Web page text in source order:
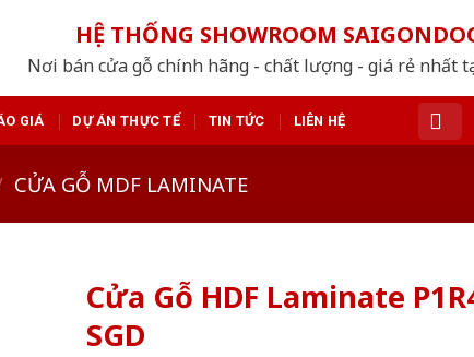
HỆ THỐNG SHOWROOM
Nơi bán cửa gỗ chính hãng - chất lượng - giá rẻ nhất
GIÁ DỰ ÁN THỰC TẾ TIN TỨC LIÊN HỆ
CỬA GỖ MDF LAMINATE
Cửa Gỗ HDF Laminate
SGD